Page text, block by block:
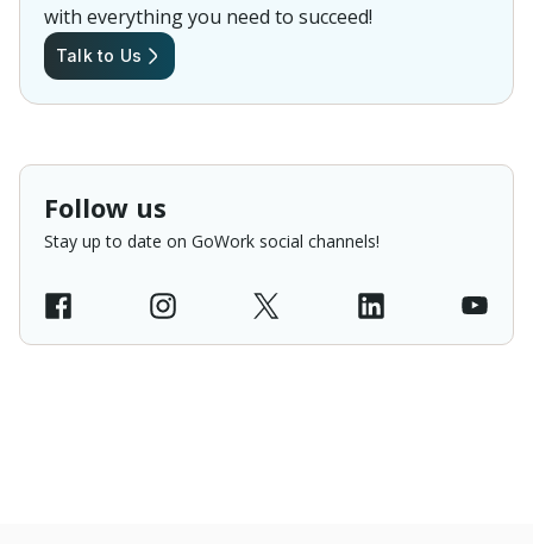
with everything you need to succeed!
Talk to Us
Follow us
Stay up to date on GoWork social channels!